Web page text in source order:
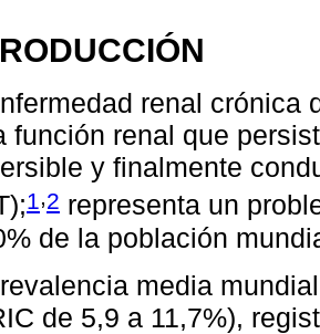
renal crónica
función renal que
y finalmente
1,2 representa un
de la población
media
de 5,9 a 11,7%),